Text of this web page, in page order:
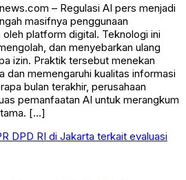
– Regulasi AI pers menjadi
masifnya penggunaan
platform digital. Teknologi ini
dan menyebarkan ulang
izin. Praktik tersebut menekan
dan memengaruhi kualitas informasi
bulan terakhir, perusahaan
pemanfaatan AI untuk merangkum
[…]